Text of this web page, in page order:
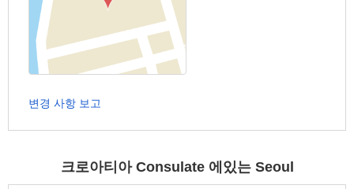
변경 사항 보고
크로아티아 Consulate 에있는 Seoul